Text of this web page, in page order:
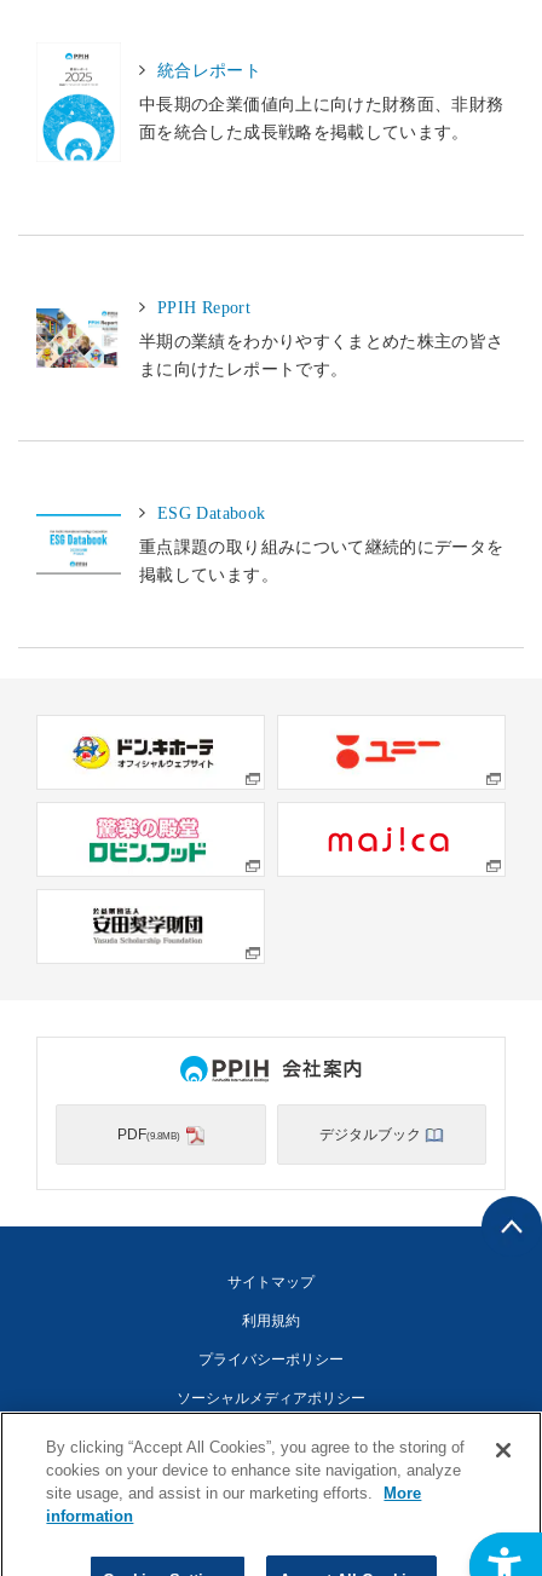
統合レポート
中長期の企業価値向上に向けた財務面、非財務
面を統合した成長戦略を掲載しています。
PPIH Report
半期の業績をわかりやすくまとめた株主の皆さ
まに向けたレポートです。
ESG Databook
重点課題の取り組みについて継続的にデータを
掲載しています。
PDF(9.8MB) デジタルブック
サイトマップ
利用規約
プライバシーポリシー
ソーシャルメディアポリシー
アクセシビリティ対応方針
Cookies Settings
©1998-2026 Pan Pacific International Holdings
By clicking “Accept All Cookies”, you agree to the storing of
cookies on your device to enhance site navigation, analyze
site usage, and assist in our marketing efforts.
More
information